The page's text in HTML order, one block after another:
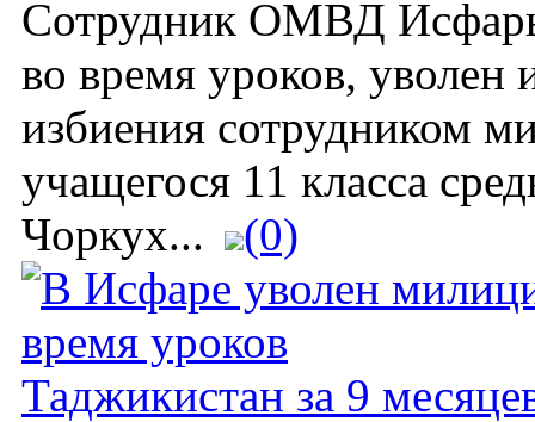
Сотрудник ОМВД
во время уроков,
избиения сотрудником
учащегося 11 класса
Чоркух...
(0)
Таджикистан за 9